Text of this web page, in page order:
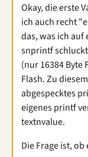
Okay, die erste
ich auch recht
das, was ich auf
snprintf
(nur 16384 Byte
Flash. Zu
abgespecktes
eigenes printf
textnvalue.
Die Frage ist,